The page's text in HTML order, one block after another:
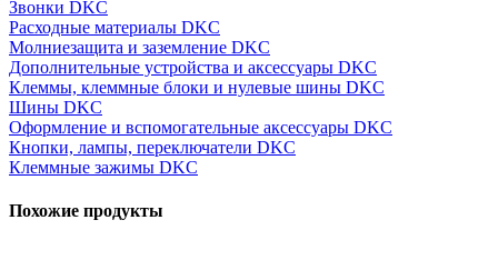
Звонки DKC
Расходные материалы DKC
Молниезащита и заземление DKC
Дополнительные устройства и аксессуары DKC
Клеммы, клеммные блоки и нулевые шины DKC
Шины DKC
Оформление и вспомогательные аксессуары DKC
Кнопки, лампы, переключатели DKC
Клеммные зажимы DKC
Похожие продукты